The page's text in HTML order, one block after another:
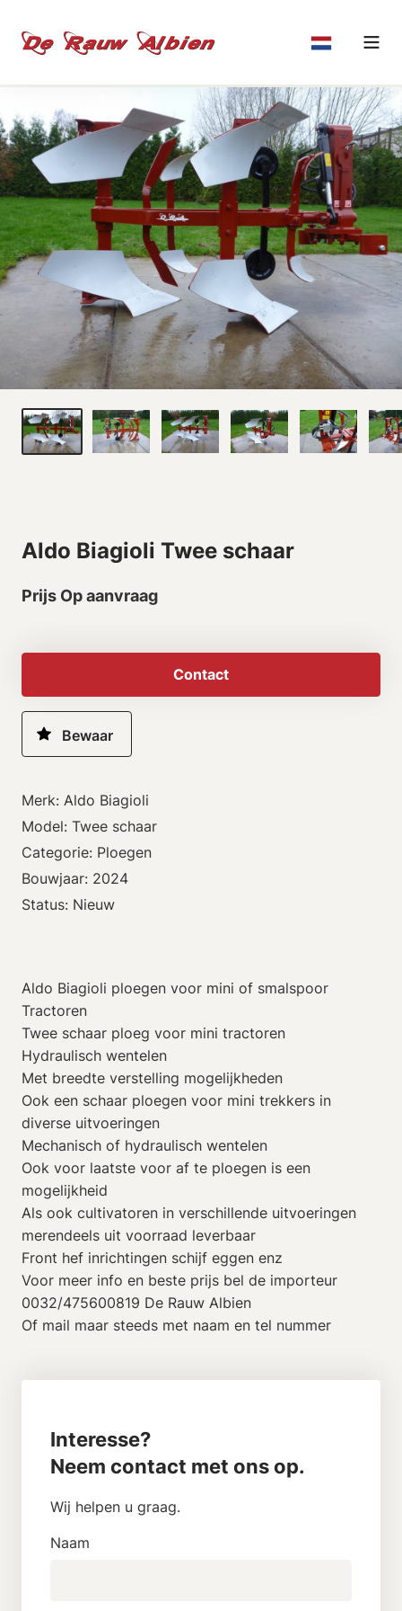
Aldo Biagioli Twee schaar
Prijs Op aanvraag
Contact
Merk: Aldo Biagioli
Model: Twee schaar
Categorie: Ploegen
Bouwjaar: 2024
Status: Nieuw
Aldo Biagioli ploegen voor mini of smalspoor
Tractoren
Twee schaar ploeg voor mini tractoren
Hydraulisch wentelen
Met breedte verstelling mogelijkheden
Ook een schaar ploegen voor mini trekkers in
diverse uitvoeringen
Mechanisch of hydraulisch wentelen
Ook voor laatste voor af te ploegen is een
mogelijkheid
Als ook cultivatoren in verschillende uitvoeringen
merendeels uit voorraad leverbaar
Front hef inrichtingen schijf eggen enz
Voor meer info en beste prijs bel de importeur
0032/475600819 De Rauw Albien
Of mail maar steeds met naam en tel nummer
Interesse?
Neem contact met ons op.
Wij helpen u graag.
Naam